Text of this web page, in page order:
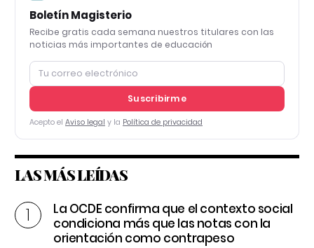
Boletín Magisterio
Recibe gratis cada semana nuestros titulares con las
noticias más importantes de educación
Suscribirme
Acepto el Aviso legal y la Política de privacidad
LAS MÁS LEÍDAS
La OCDE confirma que el contexto social
condiciona más que las notas con la
orientación como contrapeso